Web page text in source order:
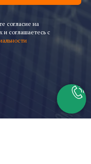
согласие на
и соглашаетесь c